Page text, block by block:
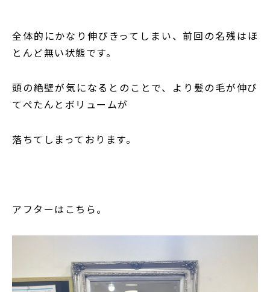
全体的にかなり伸びきってしまい、前回の名残はほ
とんど無い状態です。
頭の絶壁が気になるとのことで、より髪の毛が伸び
てぺたんとボリュームが
落ちてしまっております。
アフターはこちら。